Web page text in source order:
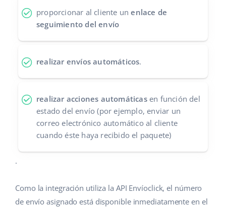
proporcionar al cliente unenlace de
seguimiento del envío
realizar envíos automáticos.
realizar acciones automáticasen función del
estado del envío (por ejemplo, enviar un
correo electrónico automático al cliente
cuando éste haya recibido el paquete)
.
Como la integración utiliza la API Envíoclick, el número
de envío asignado está disponible inmediatamente en el